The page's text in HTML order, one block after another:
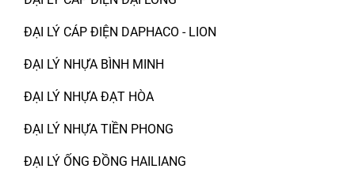
ĐẠI LÝ CÁP ĐIỆN DAPHACO - LION
ĐẠI LÝ NHỰA BÌNH MINH
ĐẠI LÝ NHỰA ĐẠT HÒA
ĐẠI LÝ NHỰA TIỀN PHONG
ĐẠI LÝ ỐNG ĐỒNG HAILIANG